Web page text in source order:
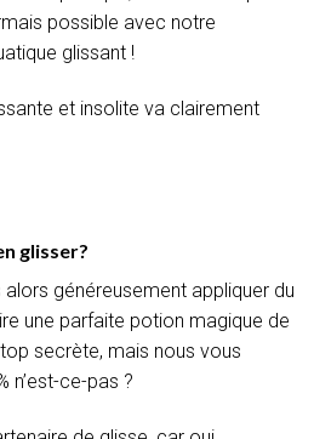
possible avec notre
glissant !
et insolite va clairement
glisser?
généreusement appliquer du
une parfaite potion magique de
secrète, mais nous vous
n’est-ce-pas ?